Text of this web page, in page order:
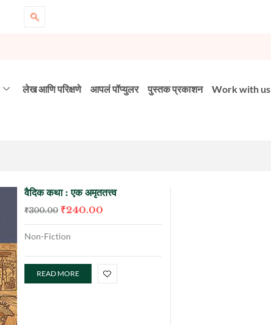
लेख आणि परिक्षणे आपलं पॉप्युलर पुस्तक प्रकाशन Work with us
वैदिक कथा : एक अमृततत्त्व
₹300.00 ₹240.00
Non-Fiction
READ MORE